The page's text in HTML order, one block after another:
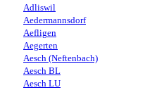
Adliswil
Aedermannsdorf
Aefligen
Aegerten
Aesch (Neftenbach)
Aesch BL
Aesch LU